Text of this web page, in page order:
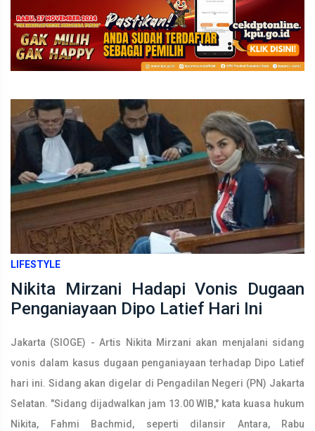
LIFESTYLE
Nikita Mirzani Hadapi Vonis Dugaan
Penganiayaan Dipo Latief Hari Ini
Jakarta (SIOGE) - Artis Nikita Mirzani akan menjalani sidang
vonis dalam kasus dugaan penganiayaan terhadap Dipo Latief
hari ini. Sidang akan digelar di Pengadilan Negeri (PN) Jakarta
Selatan. "Sidang dijadwalkan jam 13.00 WIB," kata kuasa hukum
Nikita, Fahmi Bachmid, seperti dilansir Antara, Rabu